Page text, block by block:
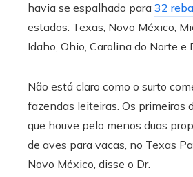
havia se espalhado para 32
estados: Texas, Novo México,
Idaho, Ohio, Carolina do Norte e
Não está claro como o surto
fazendas leiteiras. Os primeiros
que houve pelo menos duas
de aves para vacas, no Texas
Novo México, disse o Dr.